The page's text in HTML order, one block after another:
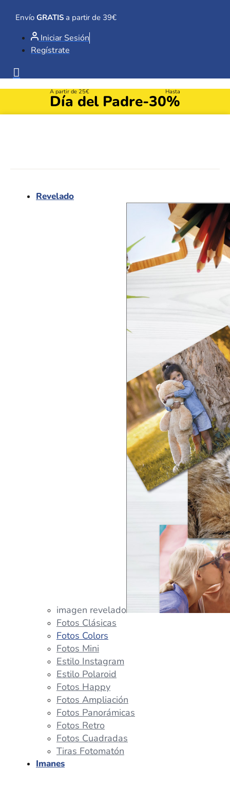
contenido
Envío GRATIS a partir de 39€
Iniciar Sesión
Regístrate
A partir de 25€
Día del Padre
Hasta
-30%
Revelado
imagen revelado
Fotos Clásicas
Fotos Colors
Fotos Mini
Estilo Instagram
Estilo Polaroid
Fotos Happy
Fotos Ampliación
Fotos Panorámicas
Fotos Retro
Fotos Cuadradas
Tiras Fotomatón
Imanes